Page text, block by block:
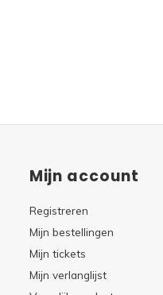
Mijn account
Registreren
Mijn bestellingen
Mijn tickets
Mijn verlanglijst